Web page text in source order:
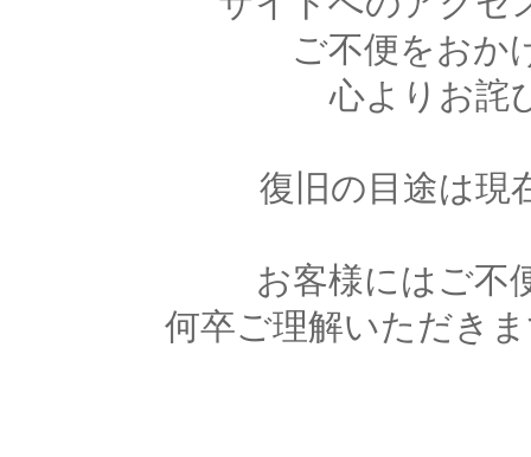
ご不便をおか
心よりお詫
復旧の目途は現
お客様にはご不
何卒ご理解いただき